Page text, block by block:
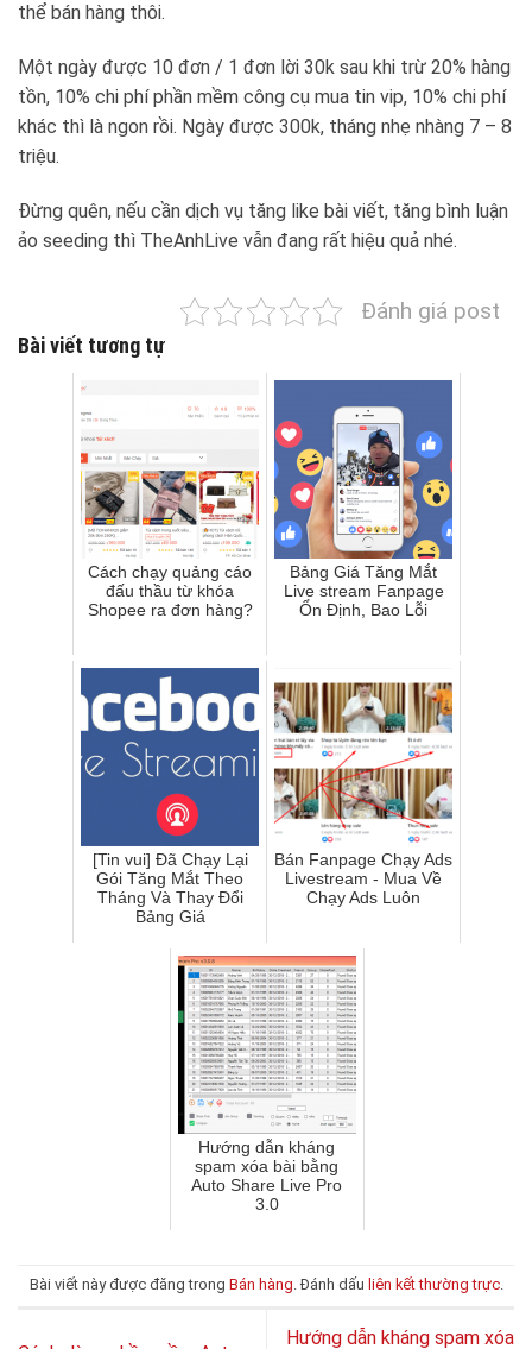
thể bán hàng thôi.
Một ngày được 10 đơn / 1 đơn lời 30k sau khi trừ 20% hàng
tồn, 10% chi phí phần mềm công cụ mua tin vip, 10% chi phí
khác thì là ngon rồi. Ngày được 300k, tháng nhẹ nhàng 7 – 8
triệu.
Đừng quên, nếu cần dịch vụ tăng like bài viết, tăng bình luận
ảo seeding thì TheAnhLive vẫn đang rất hiệu quả nhé.
Đánh giá post
Bài viết tương tự
Cách chạy quảng cáo
đấu thầu từ khóa
Shopee ra đơn hàng?
Bảng Giá Tăng Mắt
Live stream Fanpage
Ổn Định, Bao Lỗi
[Tin vui] Đã Chạy Lại
Gói Tăng Mắt Theo
Tháng Và Thay Đổi
Bảng Giá
Bán Fanpage Chạy Ads
Livestream - Mua Về
Chạy Ads Luôn
Hướng dẫn kháng
spam xóa bài bằng
Auto Share Live Pro
3.0
Bài viết này được đăng trong Bán hàng. Đánh dấu liên kết thường trực.
Hướng dẫn kháng spam xóa